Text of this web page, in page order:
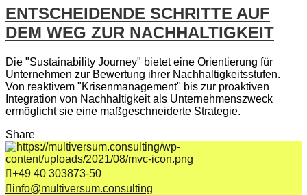
ENTSCHEIDENDE SCHRITTE AUF
DEM WEG ZUR NACHHALTIGKEIT
Die "Sustainability Journey" bietet eine Orientierung für
Unternehmen zur Bewertung ihrer Nachhaltigkeitsstufen.
Von reaktivem "Krisenmanagement" bis zur proaktiven
Integration von Nachhaltigkeit als Unternehmenszweck
ermöglicht sie eine maßgeschneiderte Strategie.
Share
+49 40 303873-50
info@multiversum.consulting